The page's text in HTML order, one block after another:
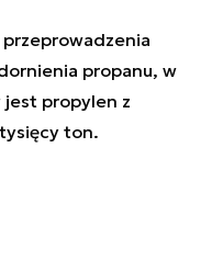
przeprowadzenia
propanu, w
propylen z
ton.